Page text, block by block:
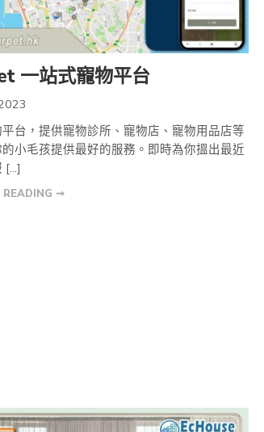
一站式寵物平台
台，提供寵物診所、寵物店、寵物用品店等
小毛孩提供最好的服務。即時為你搵出最近
[…]
READING ➞